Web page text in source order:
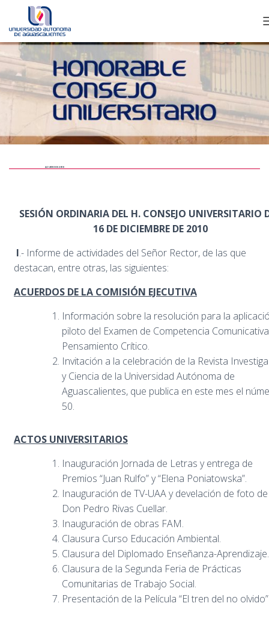
ACUERDOS 2010
SESIÓN ORDINARIA DEL H. CONSEJO UNIVERSITARIO
16 DE DICIEMBRE DE 2010
I.- Informe de actividades del Señor Rector, de las que
destacan, entre otras, las siguientes:
ACUERDOS DE LA COMISIÓN EJECUTIVA
Información sobre la resolución para la
piloto del Examen de Competencia
Pensamiento Crítico.
Invitación a la celebración de la Revista
y Ciencia de la Universidad Autónoma de
Aguascalientes, que publica en este mes el
50.
ACTOS UNIVERSITARIOS
Inauguración Jornada de Letras y entrega de
Premios “Juan Rulfo” y “Elena Poniatowska”.
Inauguración de TV-UAA y develación de foto de
Don Pedro Rivas Cuellar.
Inauguración de obras FAM.
Clausura Curso Educación Ambiental.
Clausura del Diplomado Enseñanza-Aprendizaje.
Clausura de la Segunda Feria de Prácticas
Comunitarias de Trabajo Social.
Presentación de la Película “El tren del no